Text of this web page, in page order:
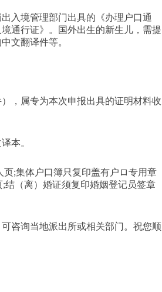
入境管理部门出具的《办理户口通
通行证》。国外出生的新生儿，需提
文翻译件等。
，属专为本次申报出具的证明材料收
本。
;集体户口簿只复印盖有户ロ专用章
结（离）婚证须复印婚姻登记员签章
咨询当地派出所或相关部门。祝您顺